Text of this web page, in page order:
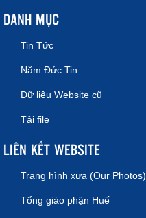
DANH MỤC
Tin Tức
Năm Đức Tin
Dữ liệu Website cũ
Tải file
LIÊN KẾT WEBSITE
Trang hình xưa (Our Photos)
Tổng giáo phận Huế